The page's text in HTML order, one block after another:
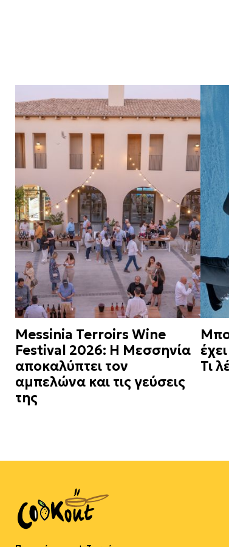
Messinia Terroirs Wine
Festival 2026: Η Μεσσηνία
αποκαλύπτει τον
αμπελώνα και τις γεύσεις
της
Τι